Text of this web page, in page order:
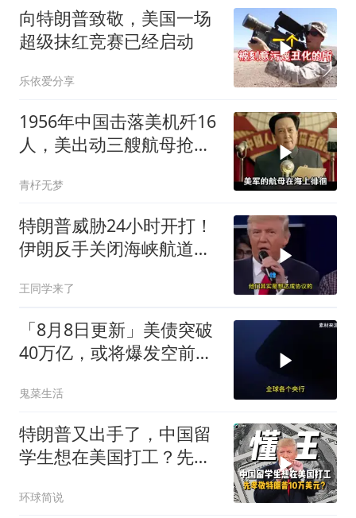
向特朗普致敬，美国一场
超级抹红竞赛已经启动
乐依爱分享
1956年中国击落美机歼16
人，美出动三艘航母抢尸
青杍无梦
特朗普威胁24小时开打！
伊朗反手关闭海峡航道，
王同学来了
「8月8日更新」美债突破
40万亿，或将爆发空前金
鬼菜生活
特朗普又出手了，中国留
学生想在美国打工？先孝
环球简说